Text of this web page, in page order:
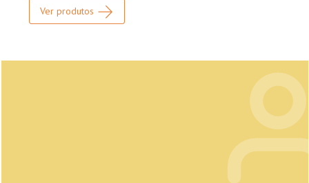
Ver produtos